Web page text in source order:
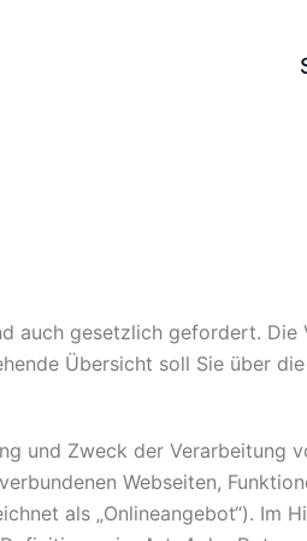
auch gesetzlich gefordert.
Übersicht soll Sie über
und Zweck der Verarbeitung
Webseiten,
als „Onlineangebot“). Im